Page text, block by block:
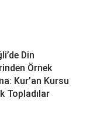
Din
Örnek
Kur’an Kursu
Topladılar